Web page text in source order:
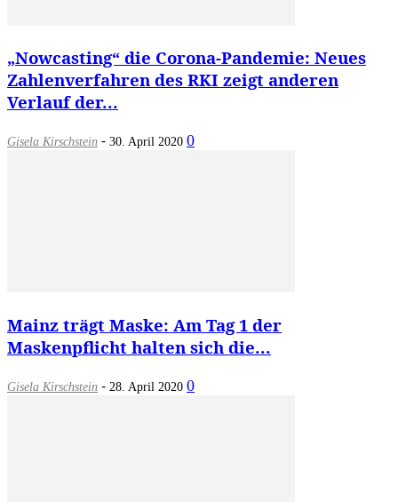
„Nowcasting“ die Corona-Pandemie: Neues
Zahlenverfahren des RKI zeigt anderen
Verlauf der...
Gisela Kirschstein - 30. April 2020 0
Mainz trägt Maske: Am Tag 1 der
Maskenpflicht halten sich die...
Gisela Kirschstein - 28. April 2020 0